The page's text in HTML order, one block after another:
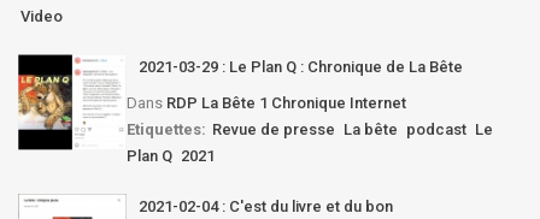
Video
2021-03-29 : Le Plan Q : Chronique de La Bête
Dans RDP La Bête 1 Chronique Internet
Etiquettes: Revue de presse La bête podcast Le
Plan Q 2021
2021-02-04 : C'est du livre et du bon